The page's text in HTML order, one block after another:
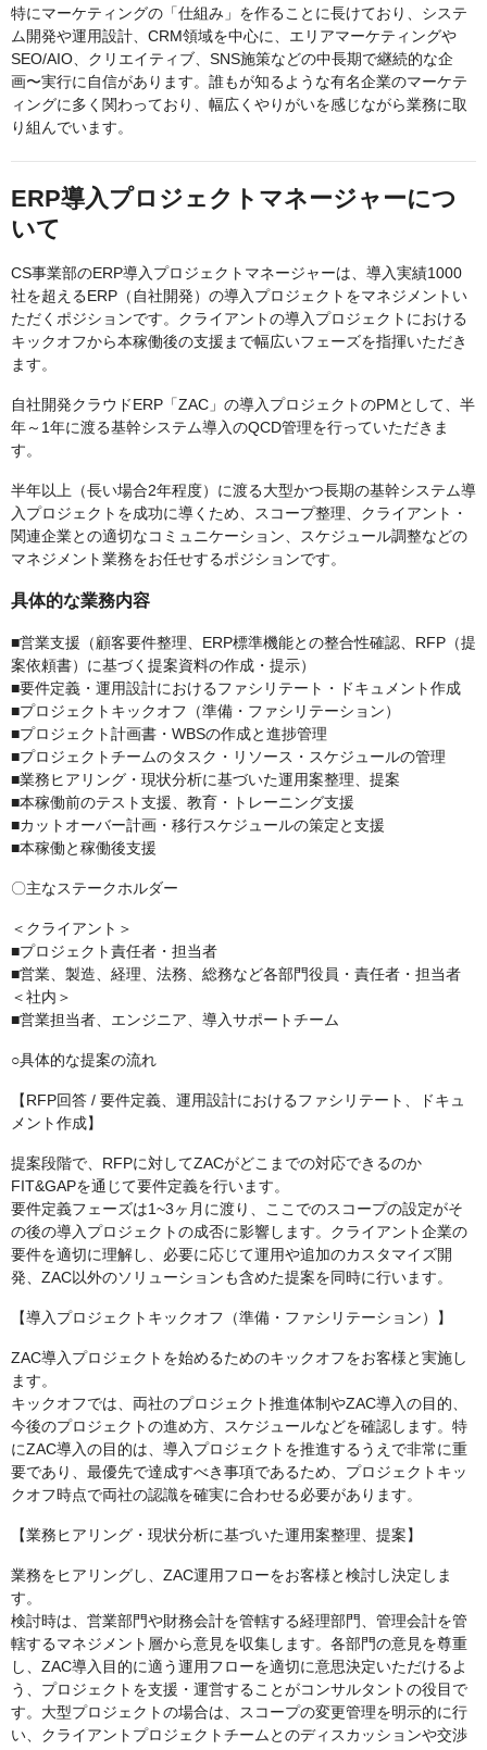
特にマーケティングの「仕組み」を作ることに長けており、システ
ム開発や運用設計、CRM領域を中心に、エリアマーケティングや
SEO/AIO、クリエイティブ、SNS施策などの中長期で継続的な企
画〜実行に自信があります。誰もが知るような有名企業のマーケテ
ィングに多く関わっており、幅広くやりがいを感じながら業務に取
り組んでいます。
ERP導入プロジェクトマネージャーにつ
いて
CS事業部のERP導入プロジェクトマネージャーは、導入実績1000
社を超えるERP（自社開発）の導入プロジェクトをマネジメントい
ただくポジションです。クライアントの導入プロジェクトにおける
キックオフから本稼働後の支援まで幅広いフェーズを指揮いただき
ます。
自社開発クラウドERP「ZAC」の導入プロジェクトのPMとして、半
年～1年に渡る基幹システム導入のQCD管理を行っていただきま
す。
半年以上（長い場合2年程度）に渡る大型かつ長期の基幹システム導
入プロジェクトを成功に導くため、スコープ整理、クライアント・
関連企業との適切なコミュニケーション、スケジュール調整などの
マネジメント業務をお任せするポジションです。
具体的な業務内容
■営業支援（顧客要件整理、ERP標準機能との整合性確認、RFP（提
案依頼書）に基づく提案資料の作成・提示）
■要件定義・運用設計におけるファシリテート・ドキュメント作成
■プロジェクトキックオフ（準備・ファシリテーション）
■プロジェクト計画書・WBSの作成と進捗管理
■プロジェクトチームのタスク・リソース・スケジュールの管理
■業務ヒアリング・現状分析に基づいた運用案整理、提案
■本稼働前のテスト支援、教育・トレーニング支援
■カットオーバー計画・移行スケジュールの策定と支援
■本稼働と稼働後支援
〇主なステークホルダー
＜クライアント＞
■プロジェクト責任者・担当者
■営業、製造、経理、法務、総務など各部門役員・責任者・担当者
＜社内＞
■営業担当者、エンジニア、導入サポートチーム
○具体的な提案の流れ
【RFP回答 / 要件定義、運用設計におけるファシリテート、ドキュ
メント作成】
提案段階で、RFPに対してZACがどこまでの対応できるのか
FIT&GAPを通じて要件定義を行います。
要件定義フェーズは1~3ヶ月に渡り、ここでのスコープの設定がそ
の後の導入プロジェクトの成否に影響します。クライアント企業の
要件を適切に理解し、必要に応じて運用や追加のカスタマイズ開
発、ZAC以外のソリューションも含めた提案を同時に行います。
【導入プロジェクトキックオフ（準備・ファシリテーション）】
ZAC導入プロジェクトを始めるためのキックオフをお客様と実施し
ます。
キックオフでは、両社のプロジェクト推進体制やZAC導入の目的、
今後のプロジェクトの進め方、スケジュールなどを確認します。特
にZAC導入の目的は、導入プロジェクトを推進するうえで非常に重
要であり、最優先で達成すべき事項であるため、プロジェクトキッ
クオフ時点で両社の認識を確実に合わせる必要があります。
【業務ヒアリング・現状分析に基づいた運用案整理、提案】
業務をヒアリングし、ZAC運用フローをお客様と検討し決定しま
す。
検討時は、営業部門や財務会計を管轄する経理部門、管理会計を管
轄するマネジメント層から意見を収集します。各部門の意見を尊重
し、ZAC導入目的に適う運用フローを適切に意思決定いただけるよ
う、プロジェクトを支援・運営することがコンサルタントの役目で
す。大型プロジェクトの場合は、スコープの変更管理を明示的に行
い、クライアントプロジェクトチームとのディスカッションや交渉